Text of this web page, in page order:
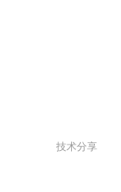
技术分享